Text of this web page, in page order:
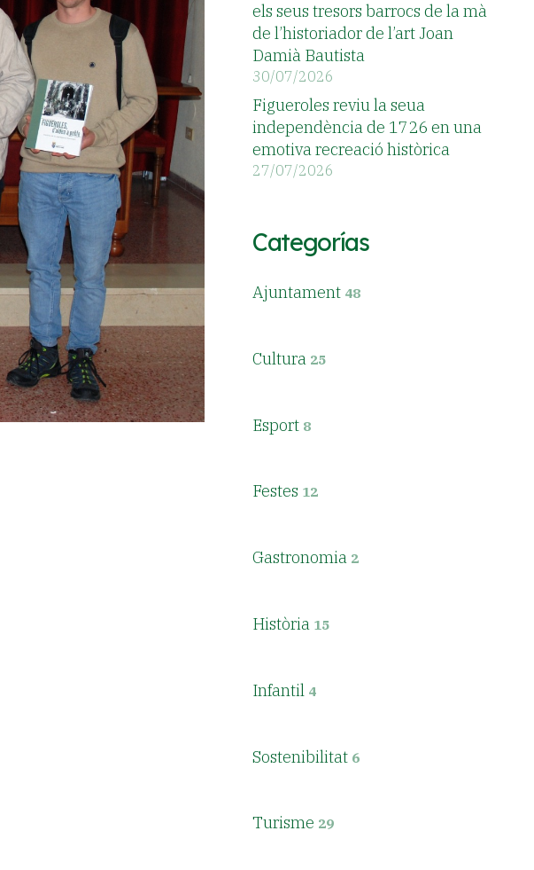
els seus tresors barrocs de la mà
de l’historiador de l’art Joan
Damià Bautista
30/07/2026
Figueroles reviu la seua
independència de 1726 en una
emotiva recreació històrica
27/07/2026
Categorías
Ajuntament 48
Cultura 25
Esport 8
Festes 12
Gastronomia 2
Història 15
Infantil 4
Sostenibilitat 6
Turisme 29